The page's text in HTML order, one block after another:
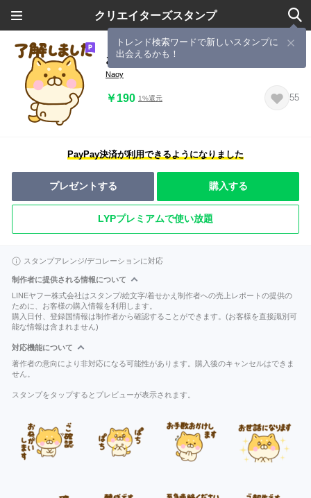
クリエイターズスタンプ
トレンド検索ワードで新しいスタンプに
出会えるかも！
お仕事ゆる柴犬
Naoy
￥190 1%還元 55
PayPay決済が利用できるようになりました
プレゼントする 購入する
LYPプレミアムで使い放題
スタンプアレンジ/デコレーションに対応
制作者に提供される情報について
LINEヤフー株式会社はスタンプ/絵文字/着せかえ制作者への売上レポートの提供の
ために、お客様の購入情報を利用します。
購入日付、登録国情報は制作者から確認することができます。(お客様を直接識別可
能な情報は含まれません)
対応機能について
著作者の意向により非対応になる可能性があります。購入後のキャンセルはできま
せん。
スタンプをタップするとプレビューが表示されます。